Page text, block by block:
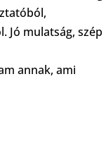
Jó mulatság, szép
annak, ami